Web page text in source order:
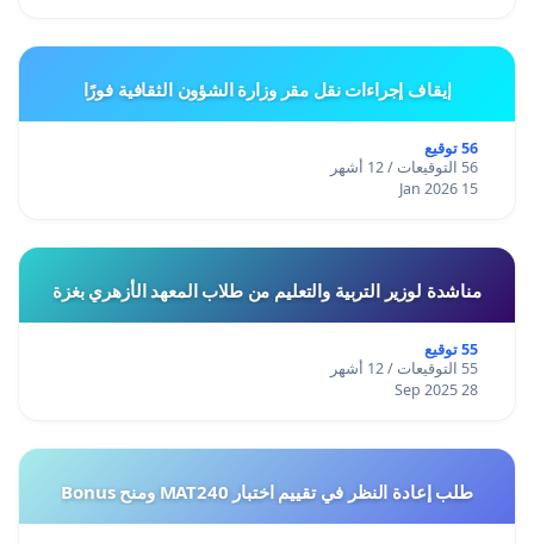
إيقاف إجراءات نقل مقر وزارة الشؤون الثقافية فورًا
56 توقيع
56 التوقيعات / 12 أشهر
15 Jan 2026
مناشدة لوزير التربية والتعليم من طلاب المعهد الأزهري بغزة
55 توقيع
55 التوقيعات / 12 أشهر
28 Sep 2025
طلب إعادة النظر في تقييم اختبار MAT240 ومنح Bonus